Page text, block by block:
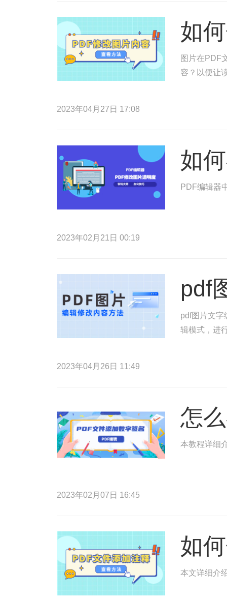
如
图片在PDF
容？以便让
2023年04月27日 17:08
如
PDF编辑器
2023年02月21日 00:19
pdf
pdf图片文字
辑模式，进
2023年04月26日 11:49
怎
本教程详细
2023年02月07日 16:45
如
本文详细介